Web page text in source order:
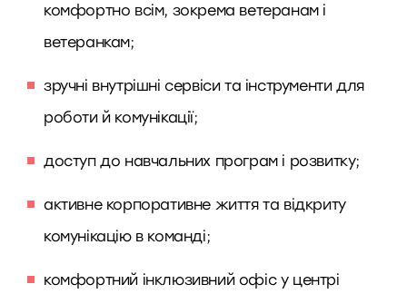
комфортно всім, зокрема ветеранам і
ветеранкам;
зручні внутрішні сервіси та інструменти для
роботи й комунікації;
доступ до навчальних програм і розвитку;
активне корпоративне життя та відкриту
комунікацію в команді;
комфортний інклюзивний офіс у центрі